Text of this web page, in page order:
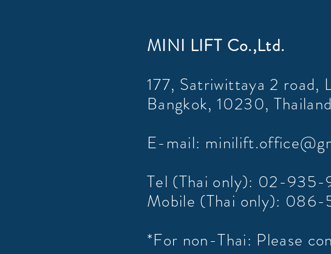
MINI LIFT Co.,Ltd.
177, Satriwittaya 2
Bangkok, 10230,
E-mail:
Tel (Thai only): 02-
Mobile (Thai only):
*For non-Thai: Please